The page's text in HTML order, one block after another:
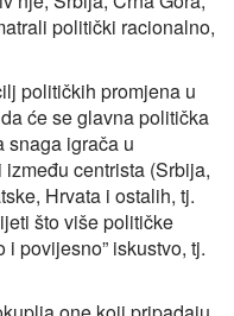
politički racionalno,
političkih promjena u
će se glavna politička
snaga igrača u
centrista (Srbija,
Hrvata i ostalih, tj.
što više političke
povijesno” iskustvo, tj.